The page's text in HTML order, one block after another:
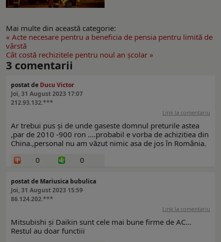
Mai multe din această categorie:
« Acte necesare pentru a beneficia de pensia pentru limită de
vârstă
Cât costă rechizitele pentru noul an școlar »
3 comentarii
postat de Ducu Victor
Joi, 31 August 2023 17:07
212.93.132.***
Link la comentariu
Ar trebui pus și de unde gaseste domnul preturile astea
,par de 2010 -900 ron ....probabil e vorba de achizitiea din
China.,personal nu am văzut nimic asa de jos în România.
0
0
postat de Mariusica bubulica
Joi, 31 August 2023 15:59
86.124.202.***
Link la comentariu
Mitsubishi și Daikin sunt cele mai bune firme de AC...
Restul au doar functiii